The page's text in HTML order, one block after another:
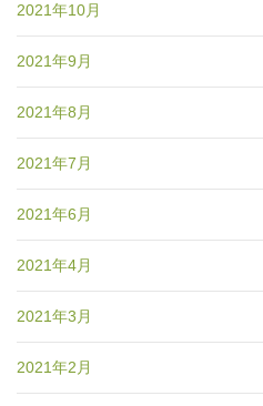
2021年10月
2021年9月
2021年8月
2021年7月
2021年6月
2021年4月
2021年3月
2021年2月